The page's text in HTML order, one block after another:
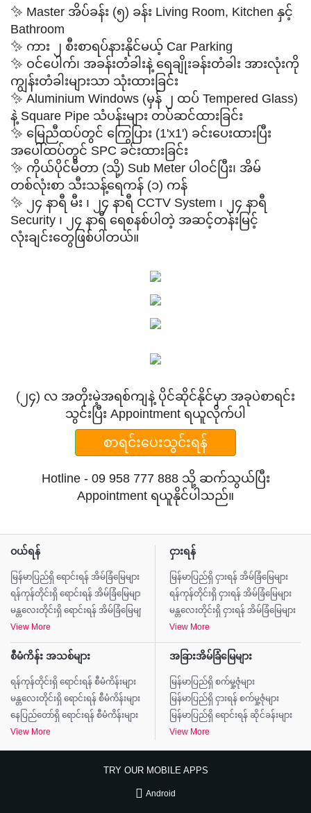
✨ Master အိပ်ခန်း (၅) ခန်း Living Room, Kitchen နှင့်
Bathroom
✨ ကား ၂ စီးစာရပ်နားနိုင်မယ့် Car Parking
✨ ဝင်ပေါက်၊ အခန်းတံခါးနဲ့ ရေချိုးခန်းတံခါး အားလုံးကို
ကျွန်းတံခါးများသာ သုံးထားခြင်း
✨ Aluminium Windows (မှန် ၂ ထပ် Tempered Glass)
နဲ့ Square Pipe သံပန်းများ တပ်ဆင်ထားခြင်း
✨ မြေညီထပ်တွင် ကြွေပြား (1'x1') ခင်းပေးထားပြီး
အပေါ်ထပ်တွင် SPC ခင်းထားခြင်း
✨ ကိုယ်ပိုင်မီတာ (သို့) Sub Meter ပါဝင်ပြီး၊ အိမ်
တစ်လုံးစာ သီးသန့်ရေကန် (၁) ကန်
✨ ၂၄ နာရီ မီး ၊ ၂၄ နာရီ CCTV System ၊ ၂၄ နာရီ
Security ၊ ​၂၄ နာရီ ရေစနစ်ပါတဲ့ အဆင့်တန်းမြင့်
လုံးချင်းတွေဖြစ်ပါတယ်။
(၂၄) လ အတိုးမဲ့အရစ်ကျနဲ့ ပိုင်ဆိုင်နိုင်မှာ အခုပဲစာရင်း
သွင်းပြီး Appointment ရယူလိုက်ပါ
စာရင်းပေးသွင်းရန်
Hotline - 09 958 777 888 သို့ ဆက်သွယ်ပြီး
Appointment ရယူနိုင်ပါသည်။
ဝယ်ရန်
မြန်မာပြည်ရှိ ရောင်းရန် အိမ်ခြံမြေများ
ရန်ကုန်တိုင်းရှိ ရောင်းရန် အိမ်ခြံမြေများ
မန္တလေးတိုင်းရှိ ရောင်းရန် အိမ်ခြံမြေများ
View More
ငှားရန်
မြန်မာပြည်ရှိ ငှားရန် အိမ်ခြံမြေများ
ရန်ကုန်တိုင်းရှိ ငှားရန် အိမ်ခြံမြေများ
မန္တလေးတိုင်းရှိ ငှားရန် အိမ်ခြံမြေများ
View More
စီမံကိန်း အသစ်များ
ရန်ကုန်တိုင်းရှိ ရောင်းရန် စီမံကိန်းများ
မန္တလေးတိုင်းရှိ ရောင်းရန် စီမံကိန်းများ
နေပြည်တော်ရှိ ရောင်းရန် စီမံကိန်းများ
View More
အခြားအိမ်ခြံမြေများ
မြန်မာပြည်ရှိ စက်မှု့ဇုံများ
မြန်မာပြည်ရှိ ငှားရန် စက်မှု့ဇုံများ
မြန်မာပြည်ရှိ ရောင်းရန် ဆိုင်ခန်းများ
View More
TRY OUR MOBILE APPS
Android